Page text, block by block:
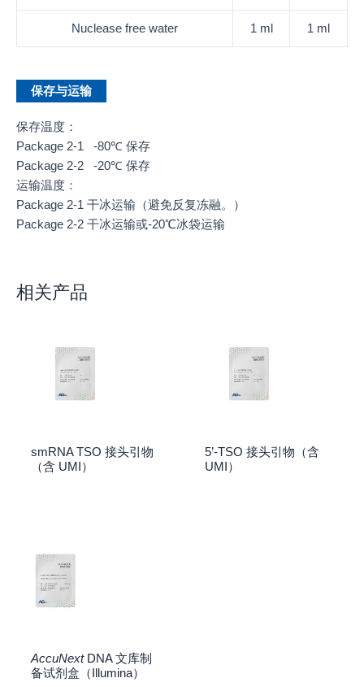
Nuclease free water 1 ml 1 ml
保存与运输
保存温度：
Package 2-1 -80℃ 保存
Package 2-2 -20℃ 保存
运输温度：
Package 2-1 干冰运输（避免反复冻融。）
Package 2-2 干冰运输或-20℃冰袋运输
相关产品
smRNA TSO 接头引物
（含 UMI）
5’-TSO 接头引物（含
UMI）
AccuNextDNA 文库制
备试剂盒（Illumina）